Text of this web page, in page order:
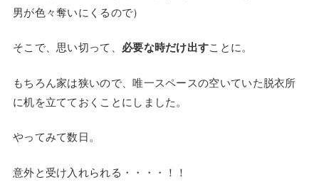
男が色々奪いにくるので）
そこで、思い切って、 必要な時だけ出すことに。
もちろん家は狭いので、唯一スペースの空いていた脱衣所
に机を立てておくことにしました。
やってみて数日。
意外と受け入れられる・・・・！！